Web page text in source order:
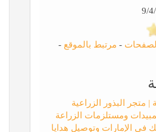
الصفحات - مرتبط بالموقع -
| متجر البذور الزراعية
ومستلزمات الزراعة
في الإمارات وتوصيل هدايا